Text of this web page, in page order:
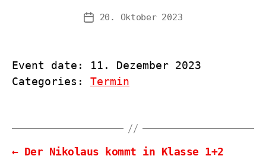
Veröffentlichungsdatum
20. Oktober 2023
Event date: 11. Dezember 2023
Categories: Termin
← Der Nikolaus kommt in Klasse 1+2